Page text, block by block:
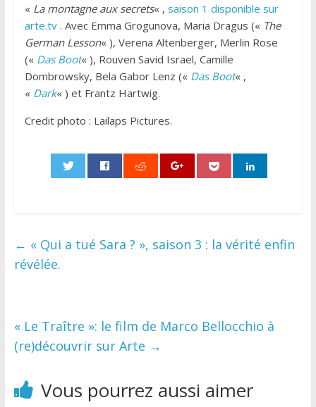
« La montagne aux secrets« , saison 1 disponible sur
arte.tv. Avec Emma Grogunova, Maria Dragus (« The
German Lesson« ), Verena Altenberger, Merlin Rose
(« Das Boot« ), Rouven Savid Israel, Camille
Dombrowsky, Bela Gabor Lenz (« Das Boot« ,
« Dark« ) et Frantz Hartwig.
Credit photo : Lailaps Pictures.
← « Qui a tué Sara ? », saison 3 : la vérité enfin
révélée.
« Le Traître »: le film de Marco Bellocchio à
(re)découvrir sur Arte →
Vous pourrez aussi aimer